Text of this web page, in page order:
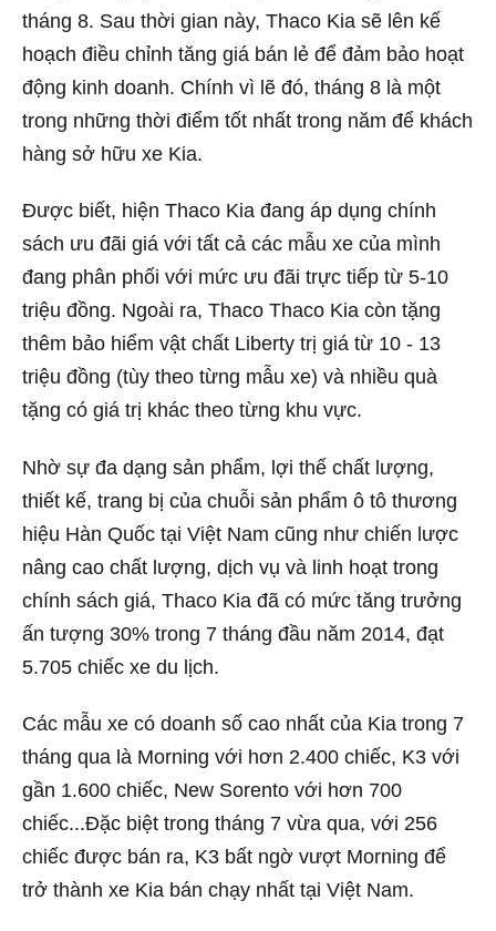
tháng 8. Sau thời gian này, Thaco Kia sẽ lên kế
hoạch điều chỉnh tăng giá bán lẻ để đảm bảo hoạt
động kinh doanh. Chính vì lẽ đó, tháng 8 là một
trong những thời điểm tốt nhất trong năm để khách
hàng sở hữu xe Kia.
Được biết, hiện Thaco Kia đang áp dụng chính
sách ưu đãi giá với tất cả các mẫu xe của mình
đang phân phối với mức ưu đãi trực tiếp từ 5-10
triệu đồng. Ngoài ra, Thaco Thaco Kia còn tặng
thêm bảo hiểm vật chất Liberty trị giá từ 10 - 13
triệu đồng (tùy theo từng mẫu xe) và nhiều quà
tặng có giá trị khác theo từng khu vực.
Nhờ sự đa dạng sản phẩm, lợi thế chất lượng,
thiết kế, trang bị của chuỗi sản phẩm ô tô thương
hiệu Hàn Quốc tại Việt Nam cũng như chiến lược
nâng cao chất lượng, dịch vụ và linh hoạt trong
chính sách giá, Thaco Kia đã có mức tăng trưởng
ấn tượng 30% trong 7 tháng đầu năm 2014, đạt
5.705 chiếc xe du lịch.
Các mẫu xe có doanh số cao nhất của Kia trong 7
tháng qua là Morning với hơn 2.400 chiếc, K3 với
gần 1.600 chiếc, New Sorento với hơn 700
chiếc...Đặc biệt trong tháng 7 vừa qua, với 256
chiếc được bán ra, K3 bất ngờ vượt Morning để
trở thành xe Kia bán chạy nhất tại Việt Nam.